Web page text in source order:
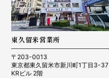
東久留米営業所
〒203-0013
東京都東久留米市新川町1丁目3-37
KRビル 2階